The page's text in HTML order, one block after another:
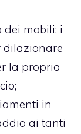
dei mobili: i
dilazionare
la propria
in
ai tanti